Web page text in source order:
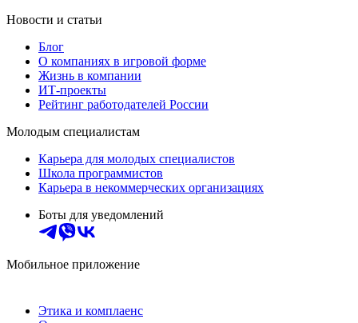
Новости и статьи
Блог
О компаниях в игровой форме
Жизнь в компании
ИТ-проекты
Рейтинг работодателей России
Молодым специалистам
Карьера для молодых специалистов
Школа программистов
Карьера в некоммерческих организациях
Боты для уведомлений
Мобильное приложение
Этика и комплаенс